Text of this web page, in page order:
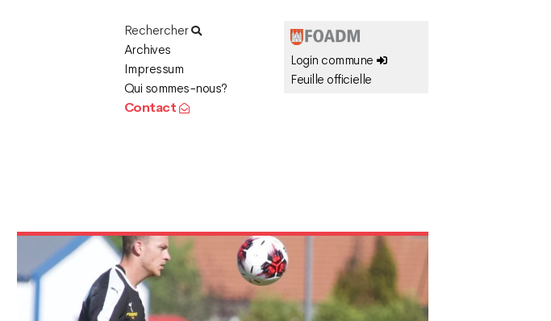
Rechercher
Archives
Impressum
Qui sommes-nous?
Contact
Login commune
Feuille officielle